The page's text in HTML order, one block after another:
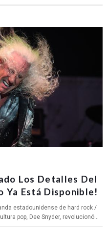
Los Detalles Del
Ya Está Disponible!
estadounidense de hard rock /
pop, Dee Snyder, revolucionó...